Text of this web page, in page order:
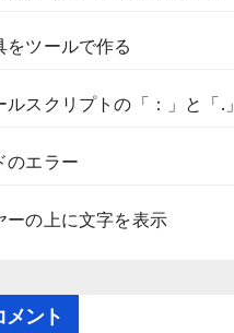
をツールで作る
ルスクリプトの「：」と「.」
のエラー
ーの上に文字を表示
ント